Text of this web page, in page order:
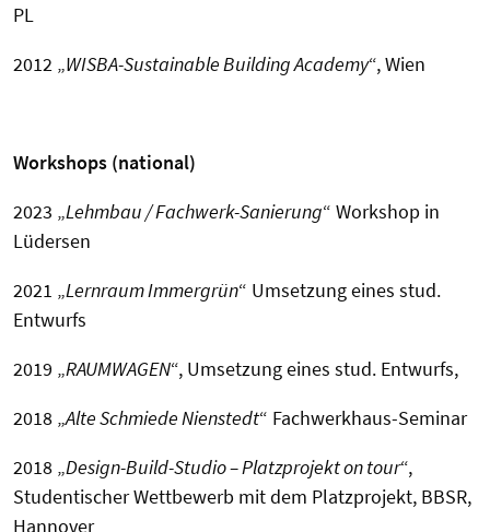
PL
2012 „WISBA-Sustainable Building Academy“, Wien
Workshops (national)
2023 „Lehmbau / Fachwerk-Sanierung“ Workshop in
Lüdersen
2021 „Lernraum Immergrün“ Umsetzung eines stud.
Entwurfs
2019 „RAUMWAGEN“, Umsetzung eines stud. Entwurfs,
2018 „Alte Schmiede Nienstedt“ Fachwerkhaus-Seminar
2018 „Design-Build-Studio – Platzprojekt on tour“,
Studentischer Wettbewerb mit dem Platzprojekt, BBSR,
Hannover